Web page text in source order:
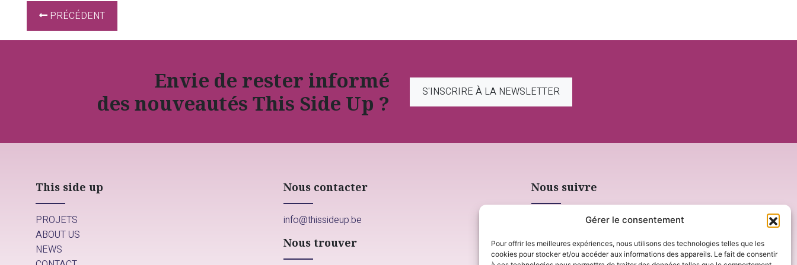
Gérer le consentement
Pour offrir les meilleures expériences, nous utilisons des technologies telles que les
cookies pour stocker et/ou accéder aux informations des appareils. Le fait de consentir
PRÉCÉDENT
Envie de rester informé
des nouveautés This Side Up ?
S'INSCRIRE À LA NEWSLETTER
This side up
PROJETS
ABOUT US
NEWS
Nous contacter
info@thissideup.be
Nous trouver
Nous suivre